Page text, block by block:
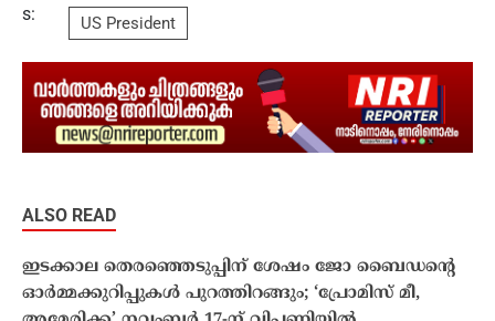
s:
US President
ALSO READ
ഇടക്കാല തെരഞ്ഞെടുപ്പിന് ശേഷം ജോ ബൈഡന്റെ
ഓർമ്മക്കുറിപ്പുകൾ പുറത്തിറങ്ങും; ‘പ്രോമിസ് മീ,